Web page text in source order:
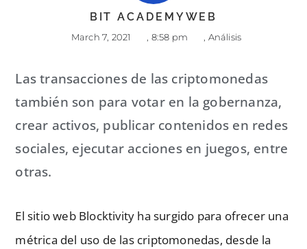
BIT ACADEMYWEB
March 7, 2021 8:58 pm Análisis
Las transacciones de las criptomonedas
también son para votar en la gobernanza,
crear activos, publicar contenidos en redes
sociales, ejecutar acciones en juegos, entre
otras.
El sitio web Blocktivity ha surgido para ofrecer una
métrica del uso de las criptomonedas, desde la